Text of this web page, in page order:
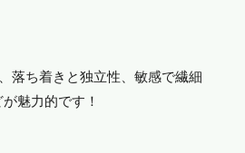
落ち着きと独立性、敏感で繊細
魅力的です！